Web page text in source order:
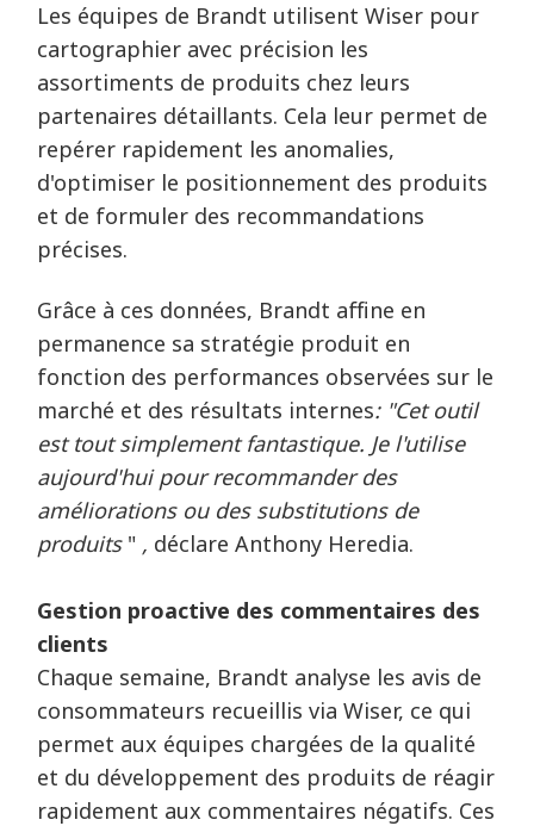
Les équipes de Brandt utilisent Wiser pour
cartographier avec précision les
assortiments de produits chez leurs
partenaires détaillants. Cela leur permet de
repérer rapidement les anomalies,
d'optimiser le positionnement des produits
et de formuler des recommandations
précises.
Grâce à ces données, Brandt affine en
permanence sa stratégie produit en
fonction des performances observées sur le
marché et des résultats internes: "Cet outil
est tout simplement fantastique. Je l'utilise
aujourd'hui pour recommander des
améliorations ou des substitutions de
produits" , déclare Anthony Heredia.
Gestion proactive des commentaires des
clients
Chaque semaine, Brandt analyse les avis de
consommateurs recueillis via Wiser, ce qui
permet aux équipes chargées de la qualité
et du développement des produits de réagir
rapidement aux commentaires négatifs. Ces